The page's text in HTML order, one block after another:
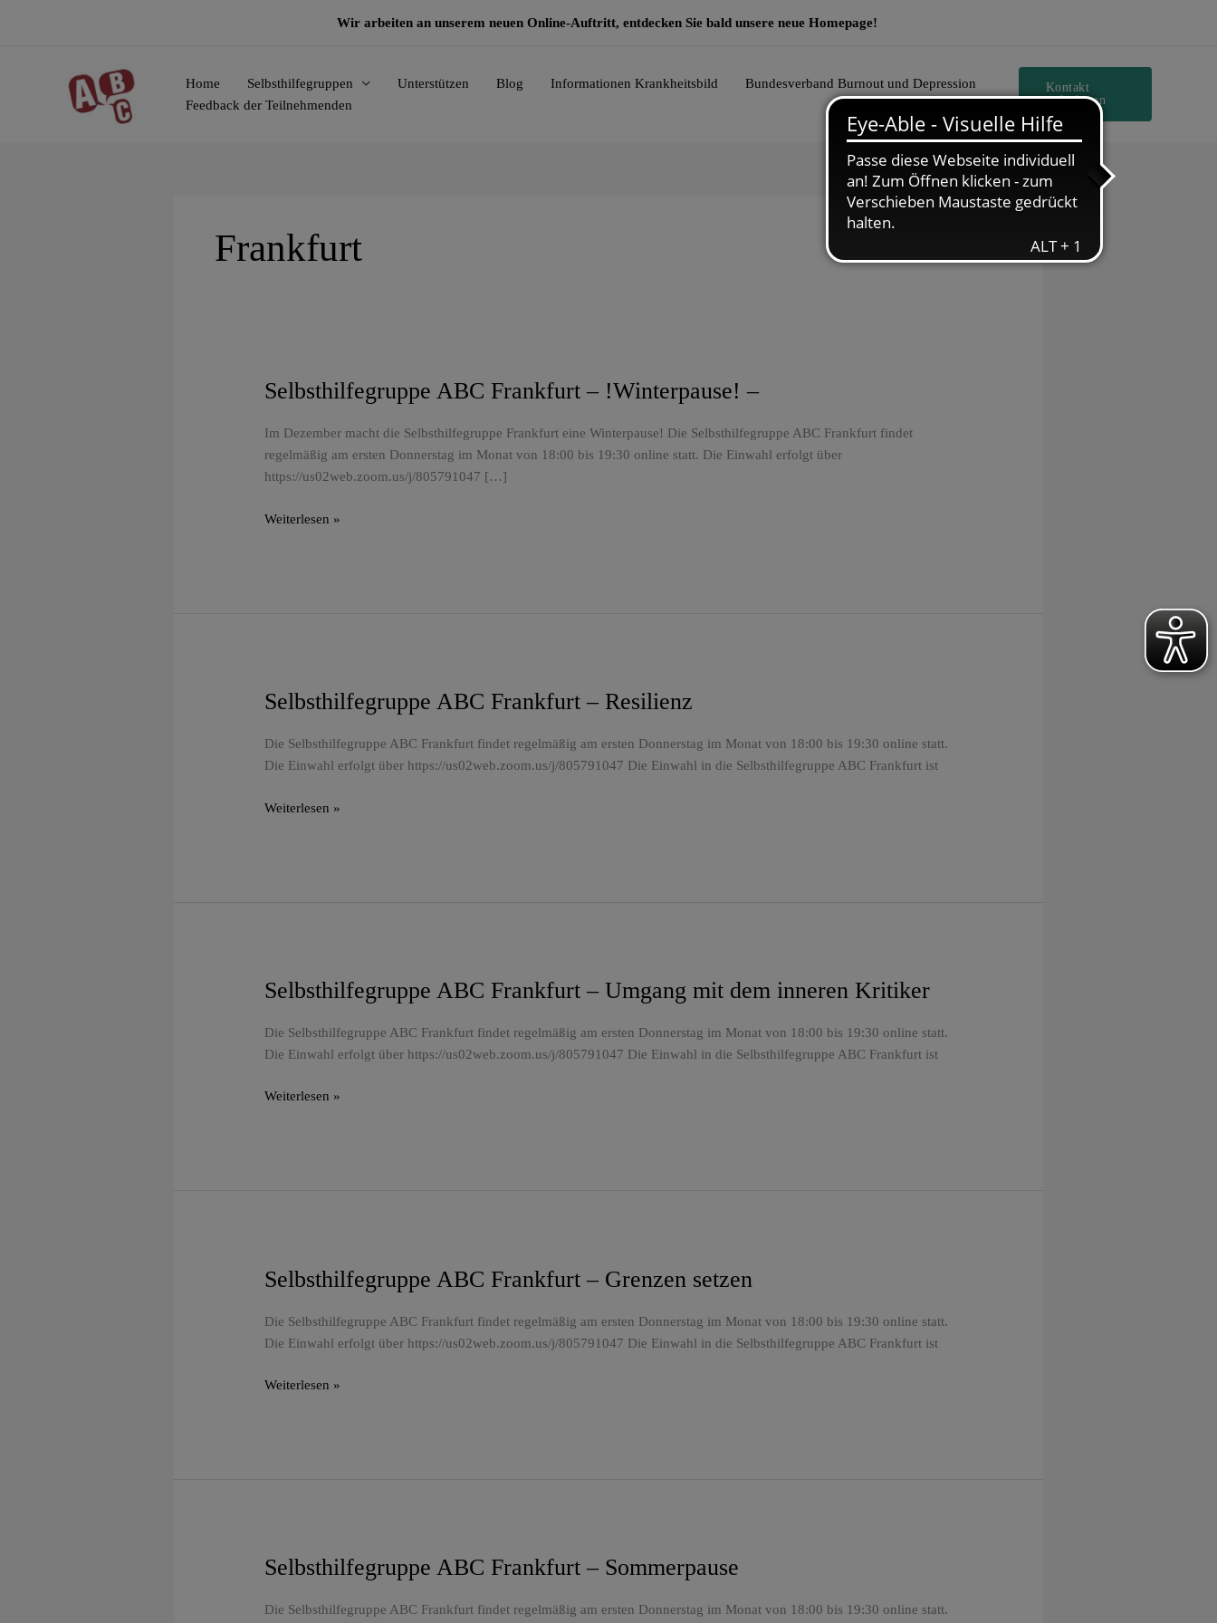
Wir arbeiten an unserem neuen Online-Auftritt, entdecken Sie bald unsere neue Homepage!
Home Selbsthilfegruppen Unterstützen Blog Informationen Krankheitsbild
Bundesverband Burnout und Depression
Feedback der Teilnehmenden
Kontakt
aufnehmen
Frankfurt
Selbsthilfegruppe ABC Frankfurt – !Winterpause! –
Im Dezember macht die Selbsthilfegruppe Frankfurt eine Winterpause! Die Selbsthilfegruppe ABC Frankfurt findet
regelmäßig am ersten Donnerstag im Monat von 18:00 bis 19:30 online statt. Die Einwahl erfolgt über
https://us02web.zoom.us/j/805791047 […]
Selbsthilfegruppe
Frankfurt
–
!Winterpause!
Weiterlesen »
Selbsthilfegruppe ABC Frankfurt – Resilienz
Die Selbsthilfegruppe ABC Frankfurt findet regelmäßig am ersten Donnerstag im Monat von 18:00 bis 19:30 online statt.
Die Einwahl erfolgt über https://us02web.zoom.us/j/805791047 Die Einwahl in die Selbsthilfegruppe ABC Frankfurt ist
Selbsthilfegruppe
Frankfurt
–
Weiterlesen »
Selbsthilfegruppe ABC Frankfurt – Umgang mit dem inneren Kritiker
Die Selbsthilfegruppe ABC Frankfurt findet regelmäßig am ersten Donnerstag im Monat von 18:00 bis 19:30 online statt.
Die Einwahl erfolgt über https://us02web.zoom.us/j/805791047 Die Einwahl in die Selbsthilfegruppe ABC Frankfurt ist
Selbsthilfegruppe
Frankfurt
–
mit
Weiterlesen »
Selbsthilfegruppe ABC Frankfurt – Grenzen setzen
Die Selbsthilfegruppe ABC Frankfurt findet regelmäßig am ersten Donnerstag im Monat von 18:00 bis 19:30 online statt.
Die Einwahl erfolgt über https://us02web.zoom.us/j/805791047 Die Einwahl in die Selbsthilfegruppe ABC Frankfurt ist
Selbsthilfegruppe
Frankfurt
–
setzen
Weiterlesen »
Selbsthilfegruppe ABC Frankfurt – Sommerpause
Die Selbsthilfegruppe ABC Frankfurt findet regelmäßig am ersten Donnerstag im Monat von 18:00 bis 19:30 online statt.
Selbsthilfegruppe
Frankfurt